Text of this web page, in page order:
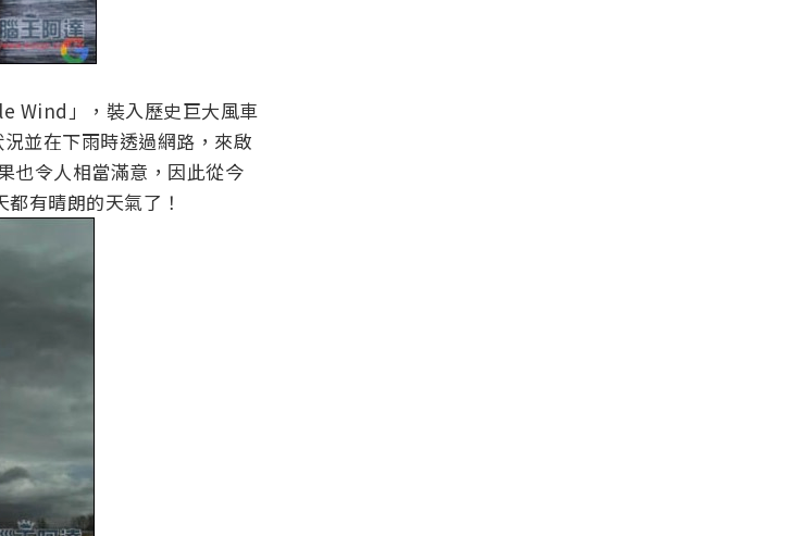
Wind」，裝入歷史巨大風車
並在下雨時透過網路，來啟
也令人相當滿意，因此從今
有晴朗的天氣了！